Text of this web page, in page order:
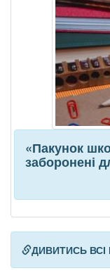
«Пакунок
заборонені
ДИВИТИСЬ